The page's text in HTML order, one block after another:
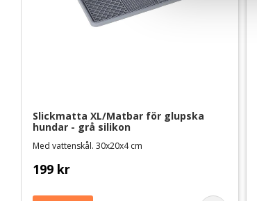
a
Slickmatta XL/Matbar för glupska
hundar - grå silikon
Med vattenskål. 30x20x4 cm
199 kr